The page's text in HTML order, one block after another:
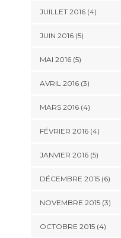
JUILLET 2016(4)
JUIN 2016(5)
MAI 2016(5)
AVRIL 2016(3)
MARS 2016(4)
FÉVRIER 2016(4)
JANVIER 2016(5)
DÉCEMBRE 2015(6)
NOVEMBRE 2015(3)
OCTOBRE 2015(4)